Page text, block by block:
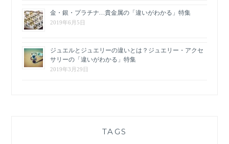
金・銀・プラチナ…貴金属の「違いがわかる」特集
2019年6月5日
ジュエルとジュエリーの違いとは？ジュエリー・アクセ
サリーの「違いがわかる」特集
2019年3月29日
TAGS